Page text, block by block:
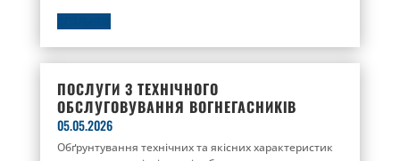
ПОСЛУГИ З ТЕХНІЧНОГО
ОБСЛУГОВУВАННЯ ВОГНЕГАСНИКІВ
05.05.2026
Обґрунтування технічних та якісних характеристик